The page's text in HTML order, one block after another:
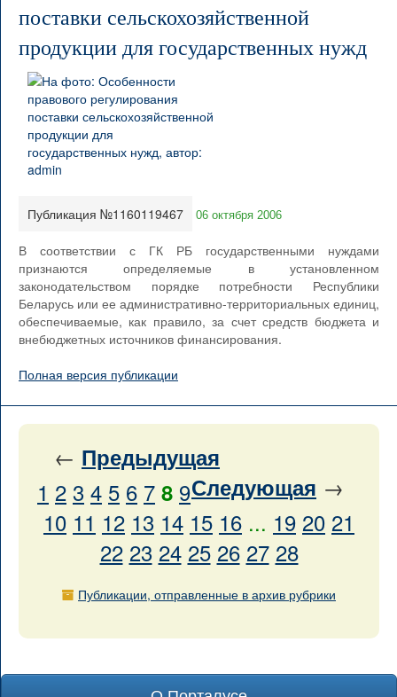
поставки сельскохозяйственной
продукции для государственных нужд
Публикация №1160119467 06 октября 2006
В соответствии с ГК РБ государственными нуждами
признаются определяемые в установленном
законодательством порядке потребности Республики
Беларусь или ее административно-территориальных единиц,
обеспечиваемые, как правило, за счет средств бюджета и
внебюджетных источников финансирования.
Полная версия публикации
← Предыдущая
Следующая →
1 2 3 4 5 6 7 8 9
10 11 12 13 14 15 16 ... 19 20 21
22 23 24 25 26 27 28
Публикации, отправленные в архив рубрики